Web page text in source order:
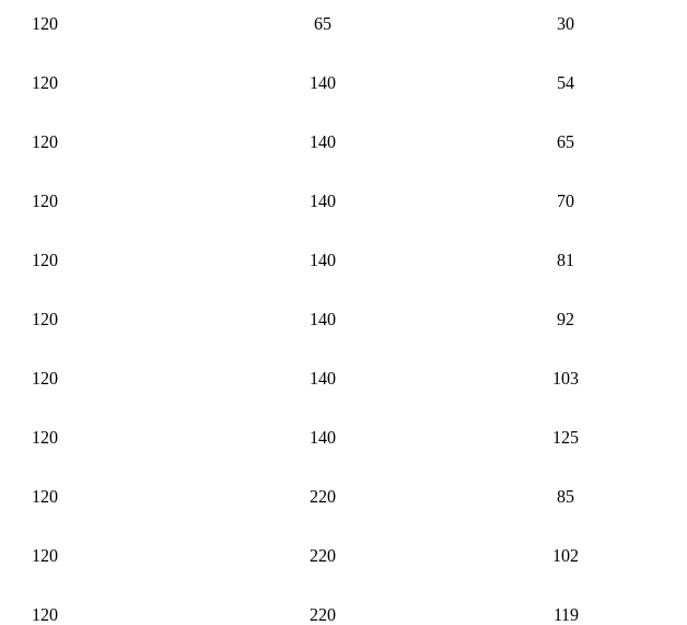
120 65 30
120 140 54
120 140 65
120 140 70
120 140 81
120 140 92
120 140 103
120 140 125
120 220 85
120 220 102
120 220 119